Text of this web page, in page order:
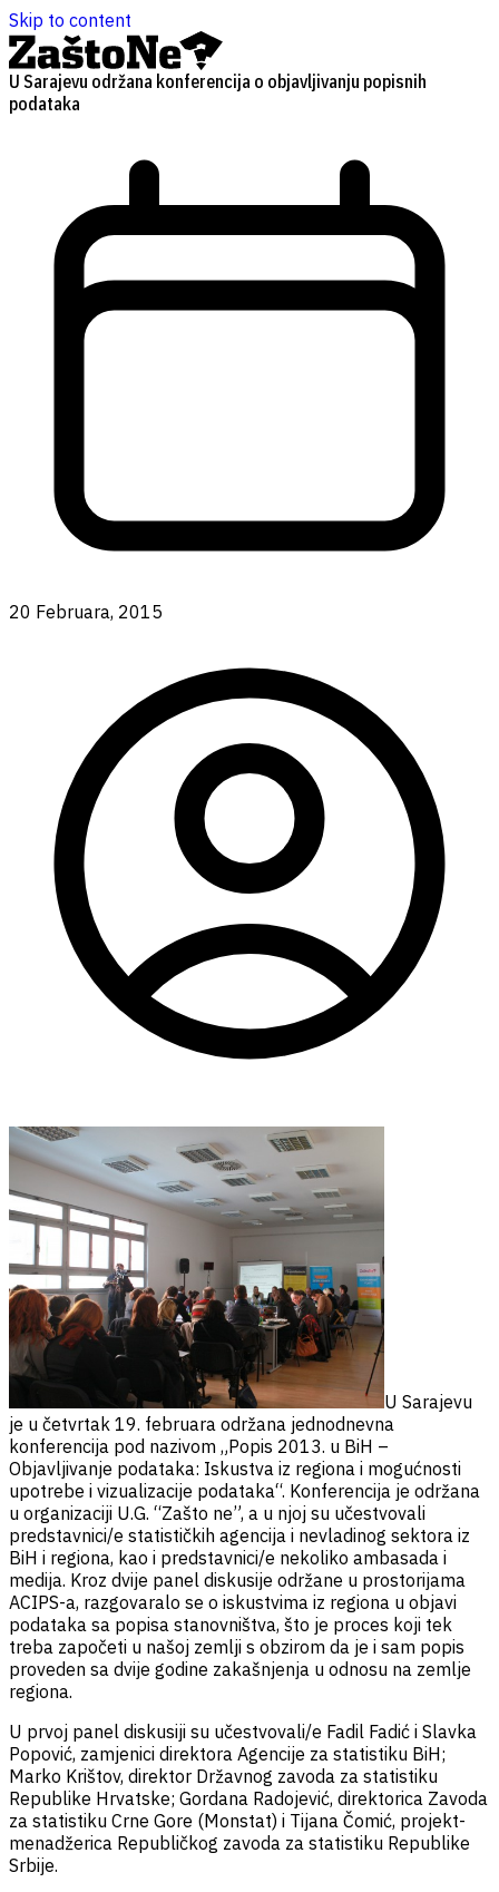
Skip to content
U Sarajevu održana konferencija o objavljivanju popisnih
podataka
20 Februara, 2015
U Sarajevu
je u četvrtak 19. februara održana jednodnevna
konferencija pod nazivom „Popis 2013. u BiH –
Objavljivanje podataka: Iskustva iz regiona i mogućnosti
upotrebe i vizualizacije podataka“. Konferencija je održana
u organizaciji U.G. “Zašto ne”, a u njoj su učestvovali
predstavnici/e statističkih agencija i nevladinog sektora iz
BiH i regiona, kao i predstavnici/e nekoliko ambasada i
medija. Kroz dvije panel diskusije održane u prostorijama
ACIPS-a, razgovaralo se o iskustvima iz regiona u objavi
podataka sa popisa stanovništva, što je proces koji tek
treba započeti u našoj zemlji s obzirom da je i sam popis
proveden sa dvije godine zakašnjenja u odnosu na zemlje
regiona.
U prvoj panel diskusiji su učestvovali/e Fadil Fadić i Slavka
Popović, zamjenici direktora Agencije za statistiku BiH;
Marko Krištov, direktor Državnog zavoda za statistiku
Republike Hrvatske; Gordana Radojević, direktorica Zavoda
za statistiku Crne Gore (Monstat) i Tijana Čomić, projekt-
menadžerica Republičkog zavoda za statistiku Republike
Srbije.